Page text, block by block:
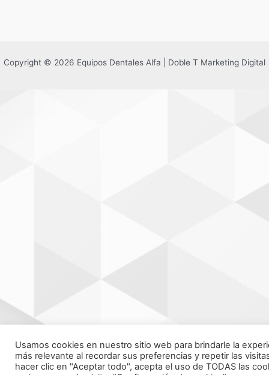
Copyright © 2026 Equipos Dentales Alfa | Doble T Marketing Digital
Usamos cookies en nuestro sitio web para brindarle la
más relevante al recordar sus preferencias y repetir las
hacer clic en "Aceptar todo", acepta el uso de TODAS las